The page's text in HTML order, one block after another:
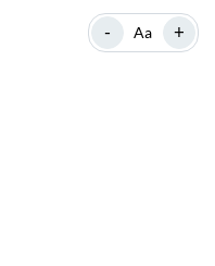
Wirtschaft
- Aa +